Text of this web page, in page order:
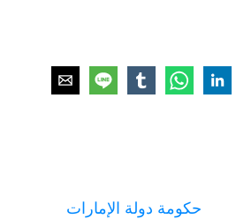
حكومة دولة الإمارات